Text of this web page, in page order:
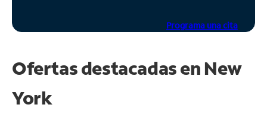
Programa una cita
Ofertas destacadas en New
York